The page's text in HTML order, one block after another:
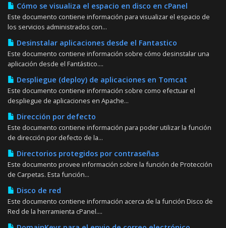
Cómo se visualiza el espacio en disco en cPanel
Este documento contiene información para visualizar el espacio de
los servicios administrados con...
Desinstalar aplicaciones desde el Fantastico
Este documento contiene información sobre cómo desinstalar una
aplicación desde el Fantástico....
Despliegue (deploy) de aplicaciones en Tomcat
Este documento contiene información sobre como efectuar el
despliegue de aplicaciones en Apache...
Dirección por defecto
Este documento contiene información para poder utilizar la función
de dirección por defecto de la...
Directorios protegidos por contraseñas
Este documento provee información sobre la función de Protección
de Carpetas. Esta función...
Disco de red
Este documento contiene información acerca de la función Disco de
Red de la herramienta cPanel....